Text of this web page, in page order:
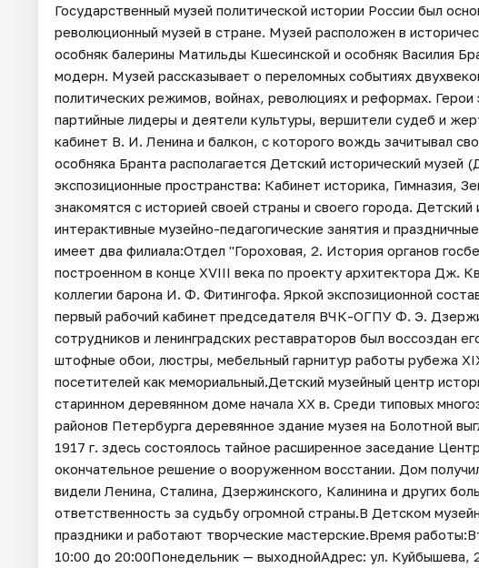
Государственный музей политической истории России был
революционный музей в стране. Музей расположен в
особняк балерины Матильды Кшесинской и особняк Василия
модерн. Музей рассказывает о переломных событиях
политических режимов, войнах, революциях и реформах.
партийные лидеры и деятели культуры, вершители судеб и
кабинет В. И. Ленина и балкон, с которого вождь зачитывал
особняка Бранта располагается Детский исторический
экспозиционные пространства: Кабинет историка, Гимназия,
знакомятся с историей своей страны и своего города.
интерактивные музейно-педагогические занятия и
имеет два филиала:Отдел "Гороховая, 2. История органов
построенном в конце XVIII века по проекту архитектора Дж.
коллегии барона И. Ф. Фитингофа. Яркой экспозиционной
первый рабочий кабинет председателя ВЧК-ОГПУ Ф. Э.
сотрудников и ленинградских реставраторов был воссоздан
штофные обои, люстры, мебельный гарнитур работы рубежа
посетителей как мемориальный.Детский музейный центр
старинном деревянном доме начала XX в. Среди типовых
районов Петербурга деревянное здание музея на Болотной
1917 г. здесь состоялось тайное расширенное заседание
окончательное решение о вооруженном восстании. Дом
видели Ленина, Сталина, Дзержинского, Калинина и других
ответственность за судьбу огромной страны.В Детском
праздники и работают творческие мастерские.Время
10:00 до 20:00Понедельник — выходнойАдрес: ул. Куйбышева,